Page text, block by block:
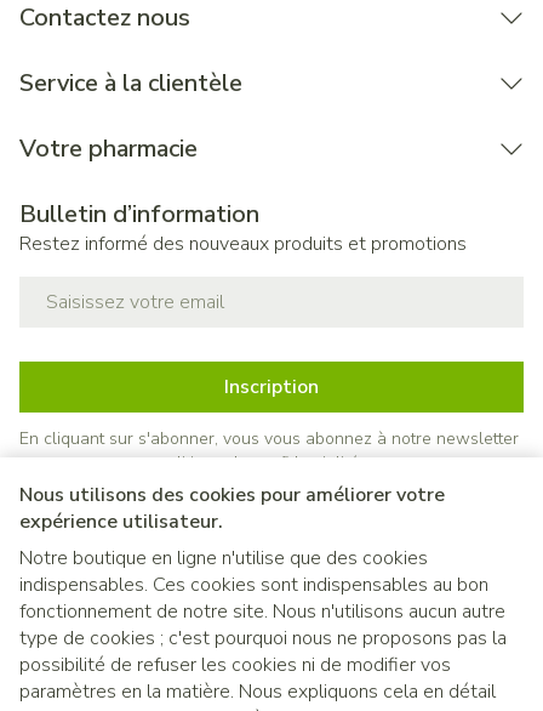
Nous utilisons des cookies pour améliorer votre
expérience utilisateur.
Notre boutique en ligne n'utilise que des cookies
indispensables. Ces cookies sont indispensables au bon
fonctionnement de notre site. Nous n'utilisons aucun autre
type de cookies ; c'est pourquoi nous ne proposons pas la
possibilité de refuser les cookies ni de modifier vos
paramètres en la matière. Nous expliquons cela en détail
Contactez nous
Service à la clientèle
Votre pharmacie
Bulletin d’information
Restez informé des nouveaux produits et promotions
Inscription
En cliquant sur s'abonner, vous vous abonnez à notre newsletter
et acceptez notrepolitique de confidentialité.